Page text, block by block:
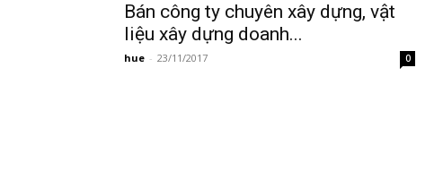
Bán công ty chuyên xây dựng, vật
liệu xây dựng doanh...
hue - 23/11/2017 0